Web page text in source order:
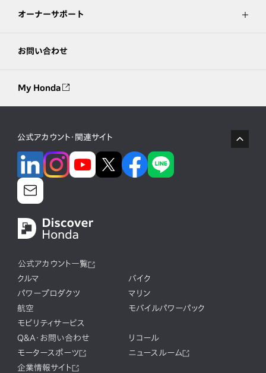
オーナーサポート
お問い合わせ
My Honda
公式アカウント・関連サイト
公式アカウント一覧
クルマ
バイク
パワープロダクツ
マリン
航空
モバイルパワーパック
モビリティサービス
Q&A・お問い合わせ
リコール
モータースポーツ
ニュースルーム
企業情報サイト